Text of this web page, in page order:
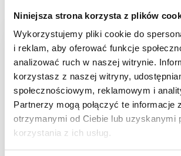
Niniejsza strona korzysta z plików
Wykorzystujemy pliki cookie do
i reklam, aby oferować funkcje
analizować ruch w naszej witrynie.
korzystasz z naszej witryny,
społecznościowym, reklamowym i
Partnerzy mogą połączyć te informacje
otrzymanymi od Ciebie lub uzyskanymi
korzystania z ich usług.